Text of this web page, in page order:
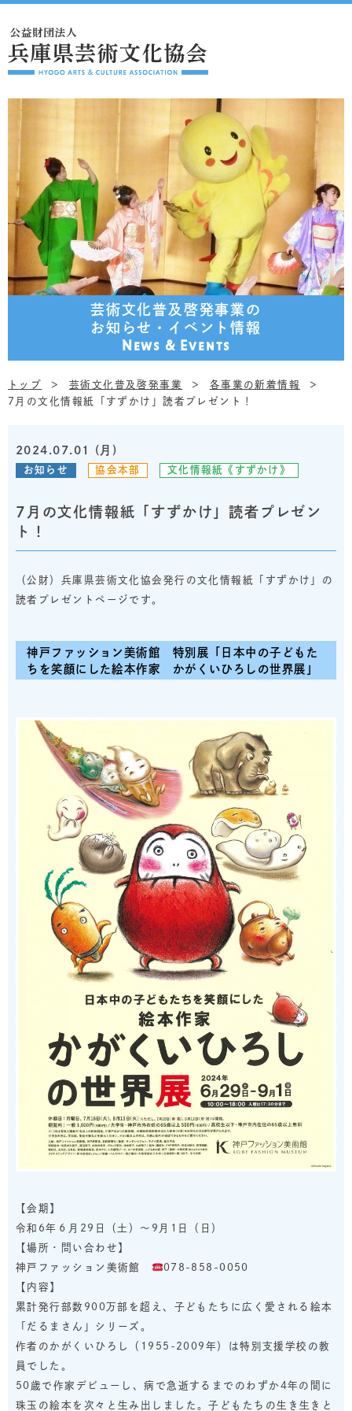
芸術文化普及啓発事業の
お知らせ・イベント情報
News & Events
トップ 芸術文化普及啓発事業
各事業の新着情報
7月の文化情報紙「すずかけ」読者プレゼント！
2024.07.01 (月)
お知らせ 協会本部 文化情報紙《すずかけ》
7月の文化情報紙「すずかけ」読者プレゼン
ト！
（公財）兵庫県芸術文化協会発行の文化情報紙「すずかけ」の
読者プレゼントページです。
神戸ファッション美術館 特別展「日本中の子どもた
ちを笑顔にした絵本作家 かがくいひろしの世界展」
【会期】
令和6年６月29日（土）～9月1日（日）
【場所・問い合わせ】
神戸ファッション美術館
078-858-0050
【内容】
累計発行部数900万部を超え、子どもたちに広く愛される絵本
「だるまさん」シリーズ。
作者のかがくいひろし（1955-2009年）は特別支援学校の教
員でした。
50歳で作家デビューし、病で急逝するまでのわずか4年の間に
珠玉の絵本を次々と生み出しました。子どもたちの生き生きと